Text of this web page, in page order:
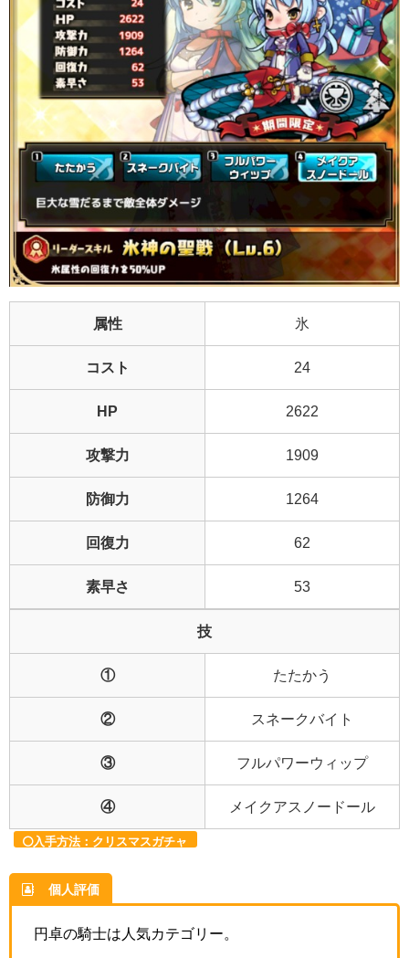
属性 氷
コスト 24
HP 2622
攻撃力 1909
防御力 1264
回復力 62
素早さ 53
技
① たたかう
② スネークバイト
③ フルパワーウィップ
④ メイクアスノードール
入手方法：クリスマスガチャ
個人評価
円卓の騎士は人気カテゴリー。